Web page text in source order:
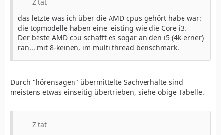
Zitat
das letzte was ich über die AMD cpus gehört habe war:
die topmodelle haben eine leisting wie die Core i3.
Der beste AMD cpu schafft es sogar an den i5 (4k-erner)
ran... mit 8-keinen, im multi thread benschmark.
Durch "hörensagen" übermittelte Sachverhalte sind
meistens etwas einseitig übertrieben, siehe obige Tabelle.
Zitat